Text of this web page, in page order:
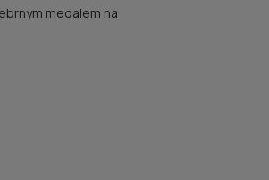
medalem na